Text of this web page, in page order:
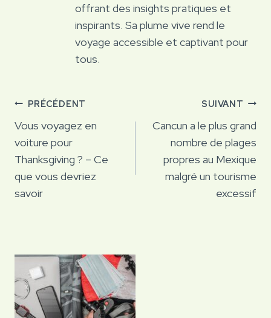
offrant des insights pratiques et
inspirants. Sa plume vive rend le
voyage accessible et captivant pour
tous.
Navigation
de
l’article
PRÉCÉDENT
Vous voyagez en
voiture pour
Thanksgiving ? – Ce
que vous devriez
savoir
SUIVANT
Cancun a le plus grand
nombre de plages
propres au Mexique
malgré un tourisme
excessif